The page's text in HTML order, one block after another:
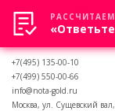
+7(495) 135-00-10
+7(499) 550-00-66
info@nota-gold.ru
Москва, ул. Сущевский